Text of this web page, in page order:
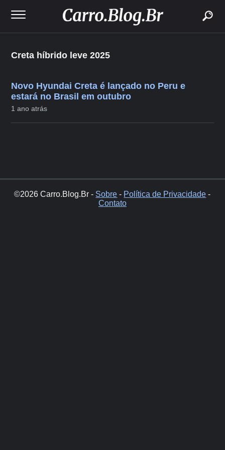
Creta híbrido leve 2025
Novo Hyundai Creta é lançado no Peru e
estará no Brasil em outubro
1 ano atrás
©2026 Carro.Blog.Br - Sobre - Política de Privacidade -
Contato